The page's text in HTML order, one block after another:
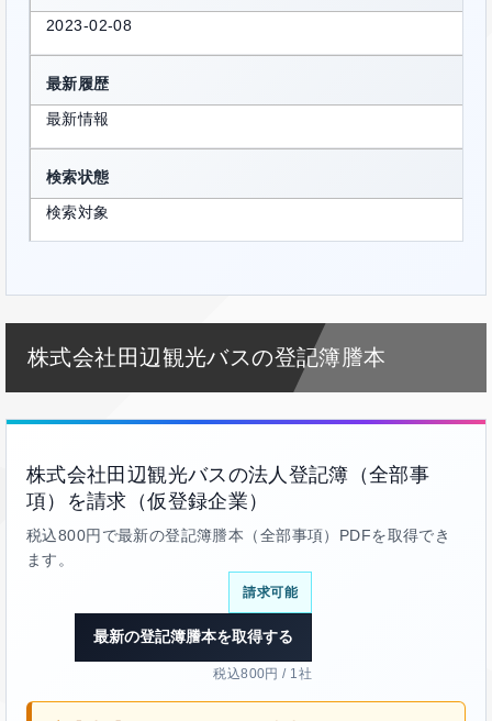
2023-02-08
最新履歴
最新情報
検索状態
検索対象
株式会社田辺観光バスの登記簿謄本
株式会社田辺観光バスの法人登記簿（全部事
項）を請求（仮登録企業）
税込800円で最新の登記簿謄本（全部事項）PDFを取得でき
ます。
請求可能
最新の登記簿謄本を取得する
税込800円 / 1社